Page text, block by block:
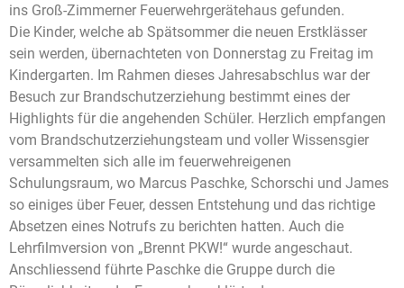
ins Groß-Zimmerner Feuerwehrgerätehaus gefunden.
Die Kinder, welche ab Spätsommer die neuen Erstklässer
sein werden, übernachteten von Donnerstag zu Freitag im
Kindergarten. Im Rahmen dieses Jahresabschlus war der
Besuch zur Brandschutzerziehung bestimmt eines der
Highlights für die angehenden Schüler. Herzlich empfangen
vom Brandschutzerziehungsteam und voller Wissensgier
versammelten sich alle im feuerwehreigenen
Schulungsraum, wo Marcus Paschke, Schorschi und James
so einiges über Feuer, dessen Entstehung und das richtige
Absetzen eines Notrufs zu berichten hatten. Auch die
Lehrfilmversion von „Brennt PKW!“ wurde angeschaut.
Anschliessend führte Paschke die Gruppe durch die